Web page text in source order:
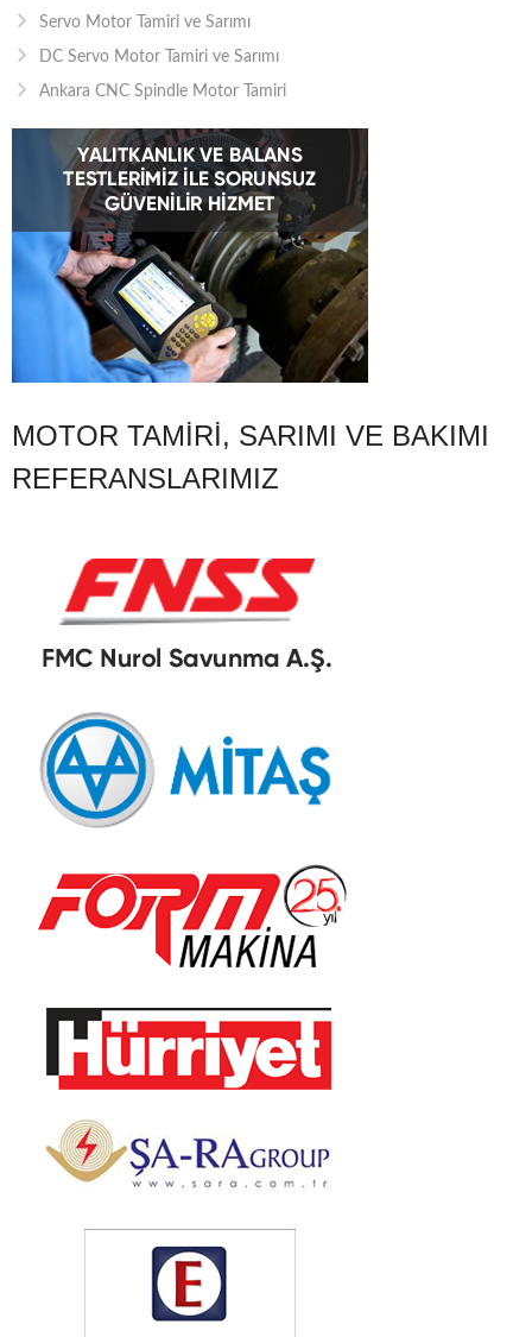
Servo Motor Tamiri ve Sarımı
DC Servo Motor Tamiri ve Sarımı
Ankara CNC Spindle Motor Tamiri
MOTOR TAMIRI, SARIMI VE BAKIMI
REFERANSLARIMIZ